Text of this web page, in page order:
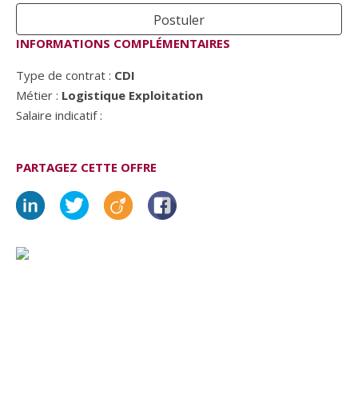
Postuler
INFORMATIONS COMPLÉMENTAIRES
Type de contrat : CDI
Métier : Logistique Exploitation
Salaire indicatif :
PARTAGEZ CETTE OFFRE